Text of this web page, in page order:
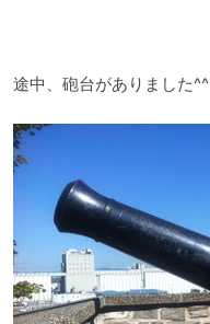
途中、砲台がありました^^